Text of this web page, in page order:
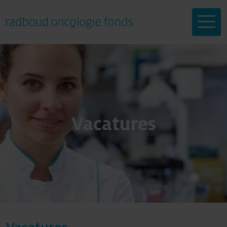
Vacatures
Help mee
Onderzoeken
Doneren